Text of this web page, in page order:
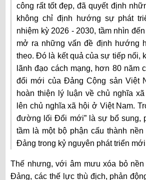
công rất tốt đẹp, đã quyết định
không chỉ định hướng sự phát
nhiệm kỳ 2026 - 2030, tầm nhìn
mở ra những vấn đề định hướng
theo. Đó là kết quả của sự tiếp nối,
lãnh đạo cách mạng, hơn 80 năm
đổi mới của Đảng Cộng sản Việt
hoàn thiện lý luận về chủ nghĩa
lên chủ nghĩa xã hội ở Việt Nam.
đường lối Đổi mới” là sự bổ sung,
tầm là một bộ phận cấu thành
Đảng trong kỷ nguyên phát triển
Thế nhưng, với âm mưu xóa bỏ
Đảng, các thế lực thù địch, phản